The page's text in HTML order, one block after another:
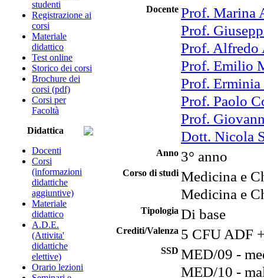
studenti
Registrazione ai
corsi
Materiale
didattico
Test online
Storico dei corsi
Brochure dei
corsi (pdf)
Corsi per
Facoltà
Didattica
Docenti
Corsi
(informazioni
didattiche
aggiuntive)
Materiale
didattico
A.D.E.
(Attivita'
didattiche
elettive)
Orario lezioni
Docente Prof. Marina
Prof.
Prof. Alfredo
Prof. Emilio
Prof.
Prof. Paolo
Prof.
Dott. Nicola
Anno 3° anno
Corso di studi Medicina e
Medicina e
Tipologia Di base
Crediti/Valenza 5 CFU ADF
SSD MED/09 -
MED/10 -